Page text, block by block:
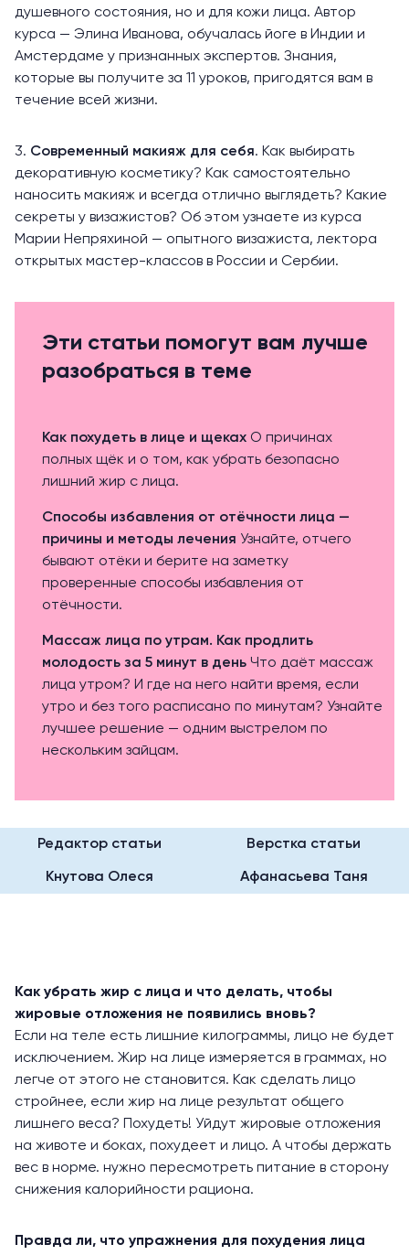
душевного состояния, но и для кожи лица. Автор
курса — Элина Иванова, обучалась йоге в Индии и
Амстердаме у признанных экспертов. Знания,
которые вы получите за 11 уроков, пригодятся вам в
течение всей жизни.
3. Современный макияж для себя. Как выбирать
декоративную косметику? Как самостоятельно
наносить макияж и всегда отлично выглядеть? Какие
секреты у визажистов? Об этом узнаете из курса
Марии Непряхиной — опытного визажиста, лектора
открытых мастер-классов в России и Сербии.
Эти статьи помогут вам лучше
разобраться в теме
Как похудеть в лице и щеках О причинах
полных щёк и о том, как убрать безопасно
лишний жир с лица.
Способы избавления от отёчности лица —
причины и методы лечения Узнайте, отчего
бывают отёки и берите на заметку
проверенные способы избавления от
отёчности.
Массаж лица по утрам. Как продлить
молодость за 5 минут в день Что даёт массаж
лица утром? И где на него найти время, если
утро и без того расписано по минутам? Узнайте
лучшее решение — одним выстрелом по
нескольким зайцам.
Редактор статьи Верстка статьи
Кнутова Олеся Афанасьева Таня
Как убрать жир с лица и что делать, чтобы
жировые отложения не появились вновь?
Если на теле есть лишние килограммы, лицо не будет
исключением. Жир на лице измеряется в граммах, но
легче от этого не становится. Как сделать лицо
стройнее, если жир на лице результат общего
лишнего веса? Похудеть! Уйдут жировые отложения
на животе и боках, похудеет и лицо. А чтобы держать
вес в норме. нужно пересмотреть питание в сторону
снижения калорийности рациона.
Правда ли, что упражнения для похудения лица